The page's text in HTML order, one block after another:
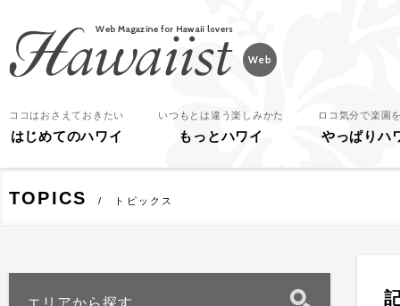
ココはおさえておきたい
はじめてのハワイ
いつもとは違う楽しみかた
もっとハワイ
ロコ気分で楽園
やっぱりハ
TOPICS トピックス
エリアから探す